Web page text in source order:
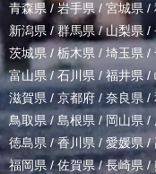
青森県 / 岩手県/ 宮城県 /
新潟県 /群馬県/山梨県 /
茨城県 / 栃木県 / 埼玉県 /
富山県 /石川県/福井県/
滋賀県 / 京都府 / 奈良県 /
鳥取県/ 島根県 /岡山県/
徳島県 /香川県 / 愛媛県/
福岡県/佐賀県/長崎県 /